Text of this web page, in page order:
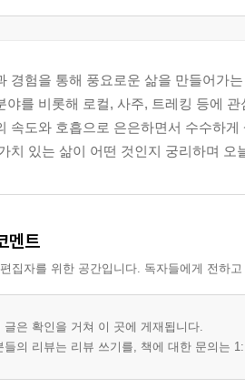
경험을 통해 풍요로운 삶을 만들어가
야를 비롯해 로컬, 사주, 트레킹 등에
속도와 호흡으로 은은하면서 수수하
치 있는 삶이 어떤 것인지 궁리하며 오
멘트
집자를 위한 공간입니다. 독자들에게 전하
글은 확인을 거쳐 이 곳에 게재됩니다.
들의 리뷰는 리뷰 쓰기를, 책에 대한 문의는